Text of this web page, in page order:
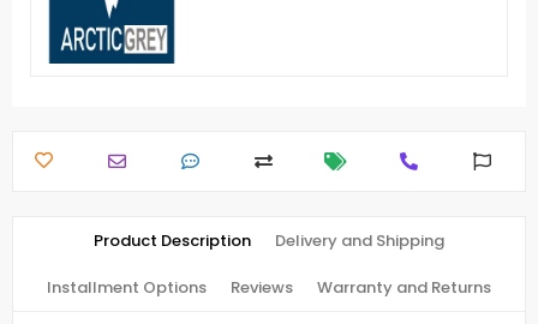
Product Description Delivery and Shipping
Installment Options Reviews Warranty and Returns